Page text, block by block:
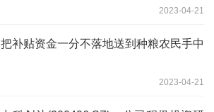
2023-04-21
把补贴资金一分不落地送到种粮农民手中
2023-04-21